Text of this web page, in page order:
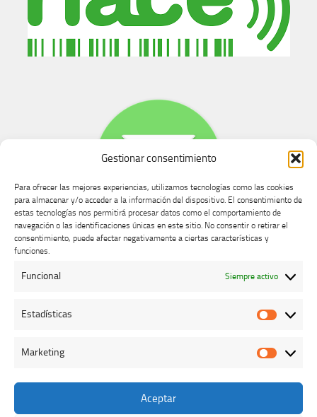
Gestionar consentimiento
Para ofrecer las mejores experiencias, utilizamos tecnologías como las cookies
para almacenar y/o acceder a la información del dispositivo. El consentimiento de
estas tecnologías nos permitirá procesar datos como el comportamiento de
navegación o las identificaciones únicas en este sitio. No consentir o retirar el
consentimiento, puede afectar negativamente a ciertas características y
funciones.
Funcional Siempre activo
Estadísticas
Marketing
Aceptar
Buzón de dudas, quejas y sugerencias
Colegio Oficial de Veterinarios de Cáceres © 2026. Todos los